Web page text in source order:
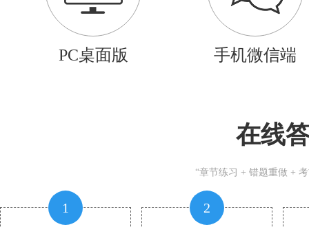
PC桌面版 手机微信端
在线
“章节练习 + 错题重做 +
1 2